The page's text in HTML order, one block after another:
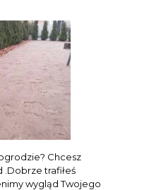
Chcesz
trafiłeś
wygląd Twojego